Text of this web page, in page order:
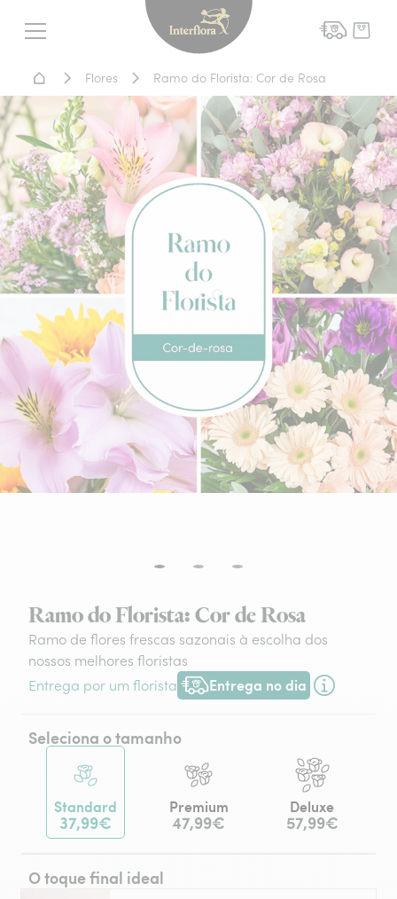
Menu
Interflora - entrega de
Home - Entrega de flores
Flores Ramo do Florista: Cor de Rosa
Ramo do Florista: Cor de Rosa
Ramo de flores frescas sazonais à escolha dos
nossos melhores floristas
Entrega por um florista
Entrega no dia
Entrega hoje ou na data à tua
Seleciona o tamanho
Standard
37,99€
Premium
47,99€
Deluxe
57,99€
O toque final ideal